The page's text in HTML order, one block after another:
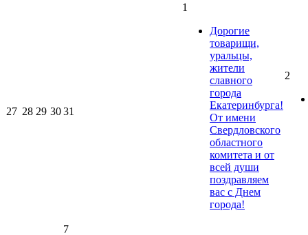
27 28 29 3031
1
Дорогие
товарищи,
уральцы,
жители
славного
города
Екатеринбурга!
От имени
Свердловского
областного
комитета и от
всей души
поздравляем
вас с Днем
города!
2
7